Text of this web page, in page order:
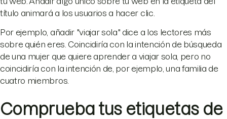
título animará a los usuarios a hacer clic.
Por ejemplo, añadir "viajar sola" dice a los lectores más
sobre quién eres. Coincidiría con la intención de búsqueda
de una mujer que quiere aprender a viajar sola, pero no
coincidiría con la intención de, por ejemplo, una familia de
cuatro miembros.
Comprueba tus etiquetas de